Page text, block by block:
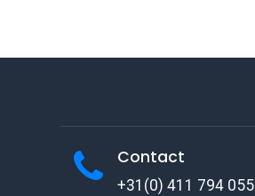
Contact
+31(0) 411 794 055